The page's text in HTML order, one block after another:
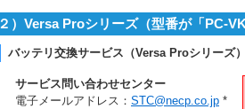
２）Versa Proシリーズ（型番が「PC-
バッテリ交換サービス（Versa Proシリーズ
サービス問い合わせセンター
電子メールアドレス： STC@necp.co.jp *